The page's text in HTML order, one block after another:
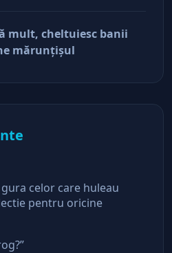
mult, cheltuiesc banii
mărunţişul
celor care huleau
pentru oricine